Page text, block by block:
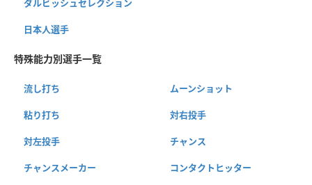
ダルビッシュセレクション
日本人選手
特殊能力別選手一覧
流し打ち ムーンショット
粘り打ち 対右投手
対左投手 チャンス
チャンスメーカー コンタクトヒッター